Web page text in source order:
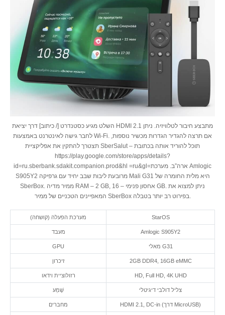
השלט מגיע כסטנדרט [/ כיתוב] דרך יציאת HDMI 2.1 מתבצע חיבור לטלוויזיה. ניתן
לחבר גישה לאינטרנט באמצעות Wi-Fi. אם תרצה להגדיר הגדרות מכשיר נוספות,
תצטרך להתקין את אפליקציית SberSalut – תוכל להוריד אותה בכתובת
https://play.google.com/store/apps/details?
id=ru.sberbank.sdakit.companion.prod&hl =ru&gl=ארה”ב. מערכת Amlogic
S905Y2 מרובעת ליבות שבב יחיד עם גרפיקה Mali G31 היא מלית החומרה של
SberBox. ממיר מדיה RAM – 2 GB, אחסון פנימי – 16 GB. ניתן למצוא את
המאפיינים הטכניים של ממיר SberBox בפירוט רב יותר בטבלה.
מערכת הפעלה (קושחה) StarOS
מעבד Amlogic S905Y2
GPU מאלי G31
זיכרון 2GB DDR4, 16GB eMMC
רזולוציית וידאו HD, Full HD, 4K UHD
שֶׁמַע צליל דולבי דיגיטלי
מחברים HDMI 2.1, DC-in (דרך MicroUSB)